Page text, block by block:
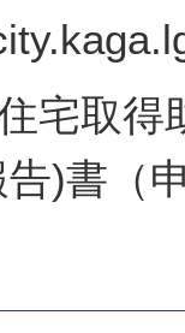
宅取得
)書（